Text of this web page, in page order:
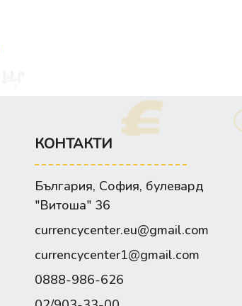
КОНТАКТИ
България, София, булевард
"Витоша" 36
currencycenter.eu@gmail.com
currencycenter1@gmail.com
0888-986-626